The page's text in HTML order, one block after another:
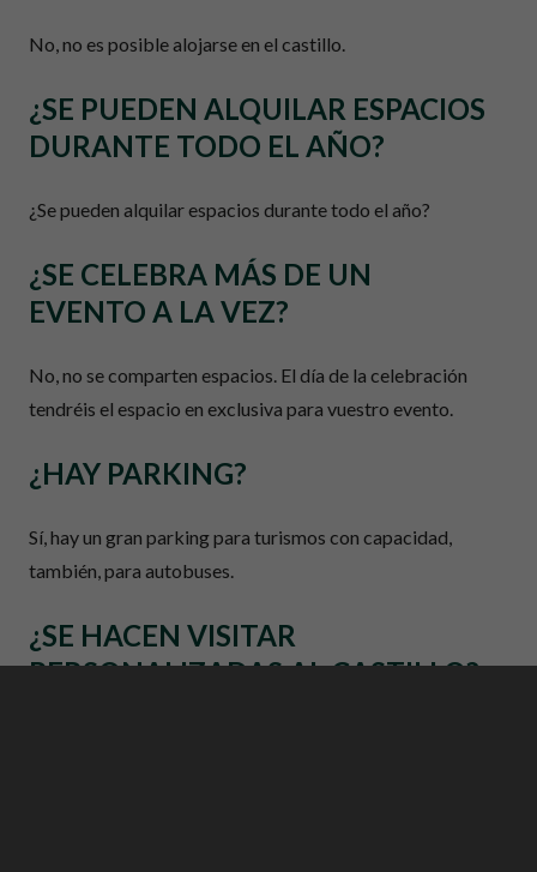
No, no es posible alojarse en el castillo.
¿SE PUEDEN ALQUILAR ESPACIOS
DURANTE TODO EL AÑO?
¿Se pueden alquilar espacios durante todo el año?
¿SE CELEBRA MÁS DE UN
EVENTO A LA VEZ?
No, no se comparten espacios. El día de la celebración
tendréis el espacio en exclusiva para vuestro evento.
¿HAY PARKING?
Sí, hay un gran parking para turismos con capacidad,
también, para autobuses.
¿SE HACEN VISITAR
PERSONALIZADAS AL CASTILLO?